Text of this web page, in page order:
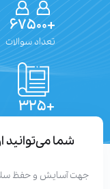
تعداد سوالات
شما می‌توانید از
آسایش و حفظ سلامتی